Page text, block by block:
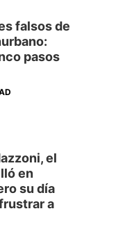
falsos de
pasos
el
en
su día
a